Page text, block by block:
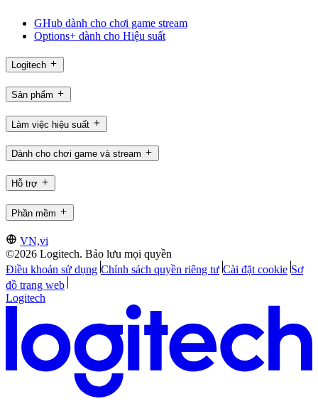
GHub dành cho chơi game stream
Options+ dành cho Hiệu suất
Logitech
Sản phẩm
Làm việc hiệu suất
Dành cho chơi game và stream
Hỗ trợ
Phần mềm
VN,vi
©2026 Logitech. Bảo lưu mọi quyền
Điều khoản sử dụng Chính sách quyền riêng tư Cài đặt cookie Sơ
đồ trang web
Logitech